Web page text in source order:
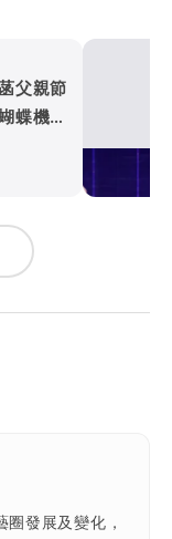
父親節
蝶機藏
發展及變化，